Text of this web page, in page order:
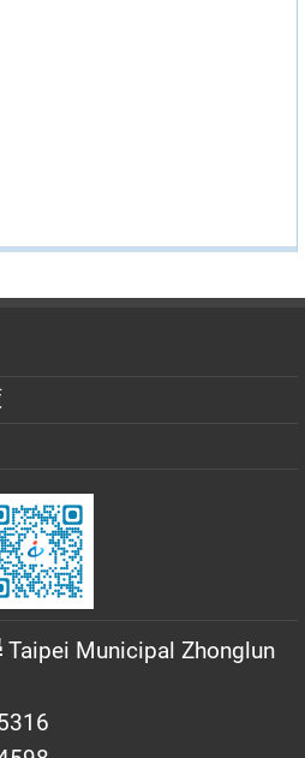
Taipei Municipal Zhonglun